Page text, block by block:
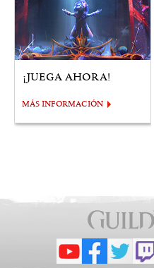
¡JUEGA AHORA!
MÁS INFORMACIÓN